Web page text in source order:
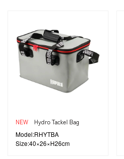
NEW Hydro Tackel Bag
Model:RHYTBA
Size:40×26×H26cm